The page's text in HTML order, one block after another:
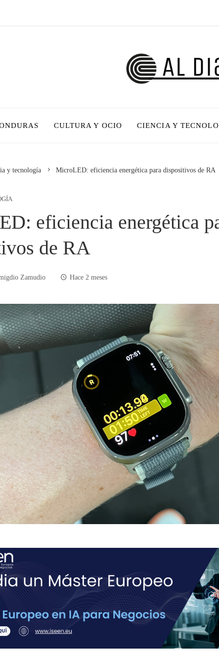
CULTURA Y OCIO CIENCIA Y
y tecnología MicroLED: eficiencia energética para dispositivos de RA
eficiencia energética
de RA
Zamudio Hace 2 meses